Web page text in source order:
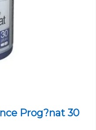
Prog?nat 30